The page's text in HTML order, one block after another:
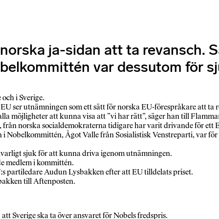
ja-sidan att ta revansch.
var dessutom för
i Sverige.
ser utnämningen som ett sätt för norska EU-förespråkare att ta
möjligheter att kunna visa att ”vi har rätt”, säger han till
norska socialdemokraterna tidigare har varit drivande för ett
Nobelkommittén, Ågot Valle från Sosialistisk Venstreparti, var
sjuk för att kunna driva igenom utnämningen.
medlem i kommittén.
partiledare Audun Lysbakken efter att EU tilldelats priset.
till Aftenposten.
Sverige ska ta över ansvaret för Nobels fredspris.